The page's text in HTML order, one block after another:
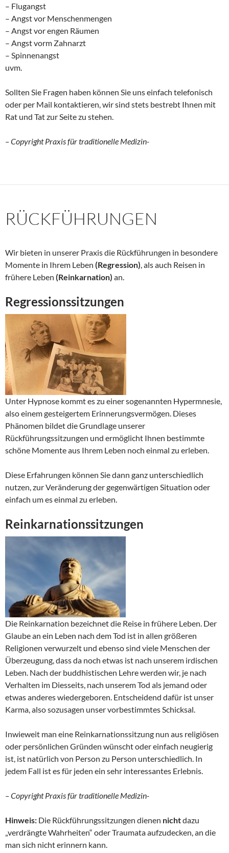
– Flugangst
– Angst vor Menschenmengen
– Angst vor engen Räumen
– Angst vorm Zahnarzt
– Spinnenangst
uvm.
Sollten Sie Fragen haben können Sie uns einfach telefonisch
oder per Mail kontaktieren, wir sind stets bestrebt Ihnen mit
Rat und Tat zur Seite zu stehen.
– Copyright Praxis für traditionelle Medizin-
RÜCKFÜHRUNGEN
Wir bieten in unserer Praxis die Rückführungen in besondere
Momente in Ihrem Leben (Regression), als auch Reisen in
frühere Leben (Reinkarnation) an.
Regressionssitzungen
Unter Hypnose kommt es zu einer sogenannten Hypermnesie,
also einem gesteigertem Erinnerungsvermögen. Dieses
Phänomen bildet die Grundlage unserer
Rückführungssitzungen und ermöglicht Ihnen bestimmte
schöne Momente aus Ihrem Leben noch einmal zu erleben.
Diese Erfahrungen können Sie dann ganz unterschiedlich
nutzen, zur Veränderung der gegenwärtigen Situation oder
einfach um es einmal zu erleben.
Reinkarnationssitzungen
Die Reinkarnation bezeichnet die Reise in frühere Leben. Der
Glaube an ein Leben nach dem Tod ist in allen größeren
Religionen verwurzelt und ebenso sind viele Menschen der
Überzeugung, dass da noch etwas ist nach unserem irdischen
Leben. Nach der buddhistischen Lehre werden wir, je nach
Verhalten im Diesseits, nach unserem Tod als jemand oder
etwas anderes wiedergeboren. Entscheidend dafür ist unser
Karma, also sozusagen unser vorbestimmtes Schicksal.
Inwieweit man eine Reinkarnationssitzung nun aus religiösen
oder persönlichen Gründen wünscht oder einfach neugierig
ist, ist natürlich von Person zu Person unterschiedlich. In
jedem Fall ist es für jeden ein sehr interessantes Erlebnis.
– Copyright Praxis für traditionelle Medizin-
Hinweis: Die Rückführungssitzungen dienen nichtdazu
„verdrängte Wahrheiten“ oder Traumata aufzudecken, an die
man sich nicht erinnern kann.